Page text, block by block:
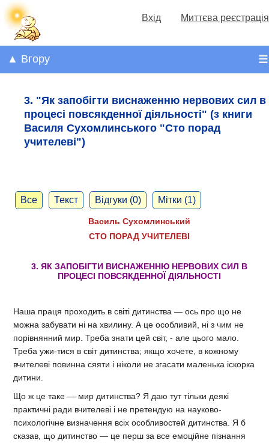
Вхід Миттєва реєстрація
☰
▲ Вгору
3. "Як запобігти виснаженню нервових сил в
процесі повсякденної діяльності" (з книги
Василя Сухомлинського "Сто порад
учителеві")
Все Текст Відгуки (0) Мітки (1)
Василь Сухомлинський
СТО ПОРАД УЧИТЕЛЕВІ
3. ЯК ЗАПОБІГТИ ВИСНАЖЕННЮ НЕРВОВИХ СИЛ В
ПРОЦЕСІ ПОВСЯКДЕННОЇ ДІЯЛЬНОСТІ
Наша праця проходить в світі дитинства — ось про що не
можна забувати ні на хвилину. А це особливий, ні з чим не
порівнянний мир. Треба знати цей світ, - але цього мало.
Треба ужи-тися в світ дитинства; якщо хочете, в кожному
вчителеві повинна сяяти і ніколи не згасати маленька іскорка
дитини.
Що ж це таке — мир дитинства? Я даю тут тільки деякі
практичні ради вчителеві і не претендую на науково-
психологічне визначення всіх особливостей дитинства. Я б
сказав, що дитинство — це перш за все емоційне пізнання